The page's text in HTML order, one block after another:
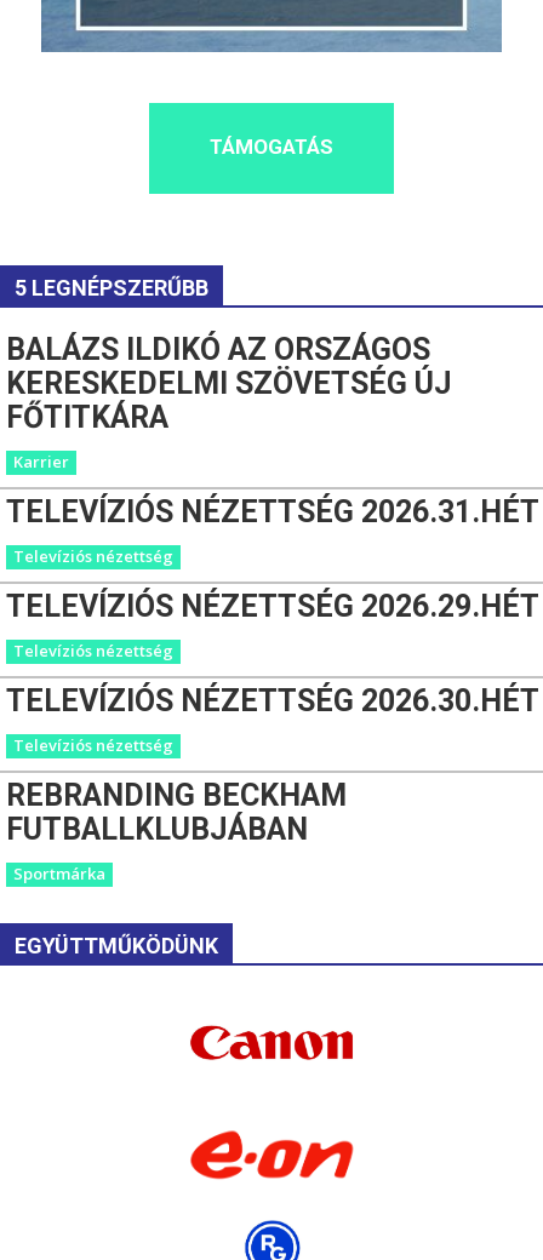
TÁMOGATÁS
5 LEGNÉPSZERŰBB
BALÁZS ILDIKÓ AZ ORSZÁGOS
KERESKEDELMI SZÖVETSÉG ÚJ
FŐTITKÁRA
Karrier
TELEVÍZIÓS NÉZETTSÉG 2026.31.HÉT
Televíziós nézettség
TELEVÍZIÓS NÉZETTSÉG 2026.29.HÉT
Televíziós nézettség
TELEVÍZIÓS NÉZETTSÉG 2026.30.HÉT
Televíziós nézettség
REBRANDING BECKHAM
FUTBALLKLUBJÁBAN
Sportmárka
EGYÜTTMŰKÖDÜNK